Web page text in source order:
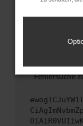
unterstützt
Wende
Wenn du
hast,
versuchen,
uns diesen
Fehlersuche